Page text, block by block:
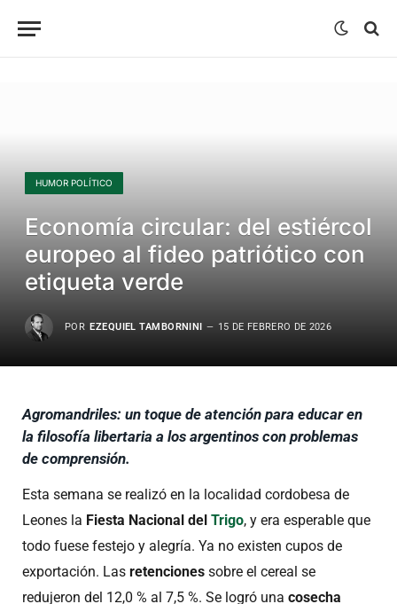
HUMOR POLÍTICO
Economía circular: del estiércol
europeo al fideo patriótico con
etiqueta verde
POR EZEQUIEL TAMBORNINI 15 DE FEBRERO DE 2026
Agromandriles: un toque de atención para educar en
la filosofía libertaria a los argentinos con problemas
de comprensión.
Esta semana se realizó en la localidad cordobesa de
Leones la Fiesta Nacional del Trigo, y era esperable que
todo fuese festejo y alegría. Ya no existen cupos de
exportación. Las retenciones sobre el cereal se
redujeron del 12,0 % al 7,5 %. Se logró una cosecha